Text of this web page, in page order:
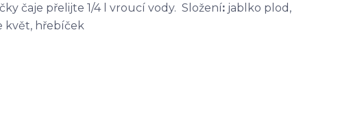
čaje přelijte 1/4 l vroucí vody. Složení: jablko plod,
květ, hřebíček